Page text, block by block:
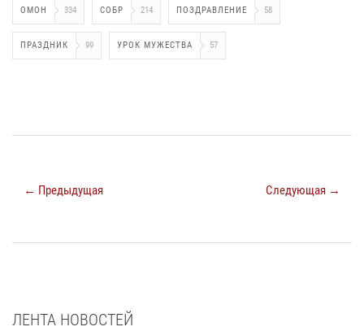
ОМОН 334 СОБР 214 ПОЗДРАВЛЕНИЕ 58
ПРАЗДНИК 99 УРОК МУЖЕСТВА 57
← Предыдущая Следующая →
ЛЕНТА НОВОСТЕЙ